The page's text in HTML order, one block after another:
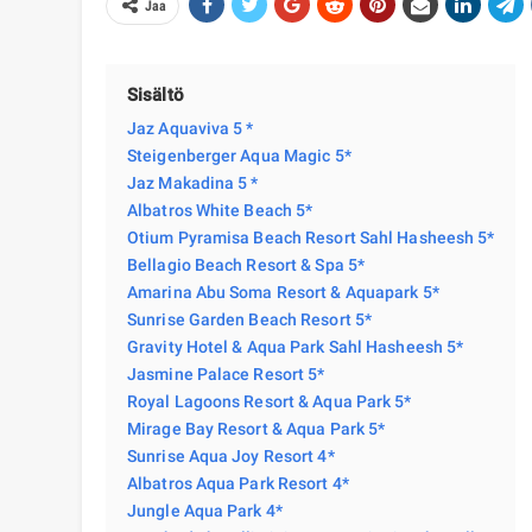
Jaa
Sisältö
Jaz Aquaviva 5 *
Steigenberger Aqua Magic 5*
Jaz Makadina 5 *
Albatros White Beach 5*
Otium Pyramisa Beach Resort Sahl Hasheesh 5*
Bellagio Beach Resort & Spa 5*
Amarina Abu Soma Resort & Aquapark 5*
Sunrise Garden Beach Resort 5*
Gravity Hotel & Aqua Park Sahl Hasheesh 5*
Jasmine Palace Resort 5*
Royal Lagoons Resort & Aqua Park 5*
Mirage Bay Resort & Aqua Park 5*
Sunrise Aqua Joy Resort 4*
Albatros Aqua Park Resort 4*
Jungle Aqua Park 4*